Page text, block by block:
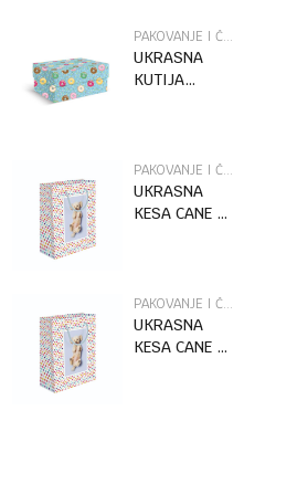
PAKOVANJE I ČESTITKE
UKRASNA
KUTIJA
PAKOVANJE I ČESTITKE
UKRASNA
KESA CANE L
PAKOVANJE I ČESTITKE
UKRASNA
KESA CANE XL